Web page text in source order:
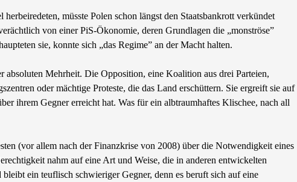
müsste Polen schon längst den Staatsbankrott verkündet
von einer PiS-Ӧkonomie, deren Grundlagen die „monströse”
sie, konnte sich „das Regime” an der Macht halten.
absoluten Mehrheit. Die Opposition, eine Koalition aus drei Parteien,
oder mächtige Proteste, die das Land erschüttern. Sie ergreift sie auf
ihrem Gegner erreicht hat. Was für ein albtraumhaftes Klischee, nach all
(vor allem nach der Finanzkrise von 2008) über die Notwendigkeit eines
nahm auf eine Art und Weise, die in anderen entwickelten
ein teuflisch schwieriger Gegner, denn es beruft sich auf eine